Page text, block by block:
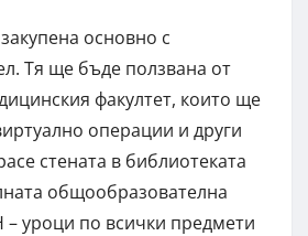
основно с
Тя ще бъде ползвана от
факултет, които ще
операции и други
стената в библиотеката
общообразователна
уроци по всички предмети